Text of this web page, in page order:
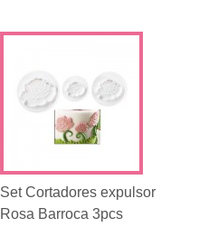
Set Cortadores expulsor
Rosa Barroca 3pcs